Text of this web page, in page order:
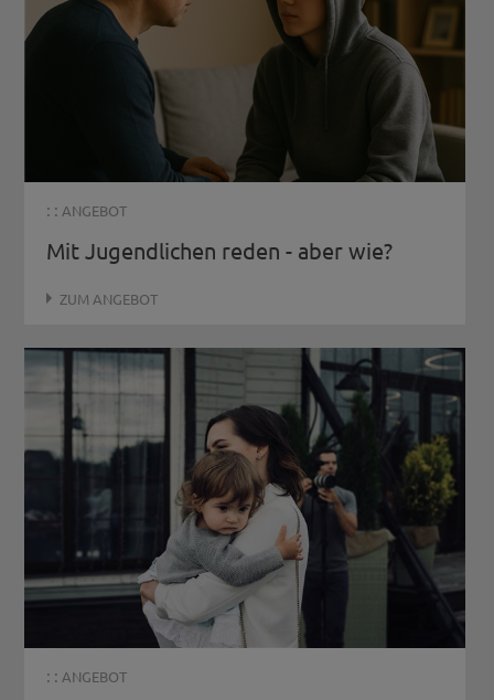
: : ANGEBOT
Mit Jugendlichen reden - aber wie?
ZUM ANGEBOT
: : ANGEBOT